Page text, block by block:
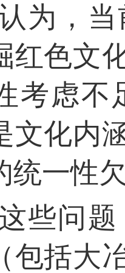
为，
红色文
考虑不
文化内
统一性
些问
包括大